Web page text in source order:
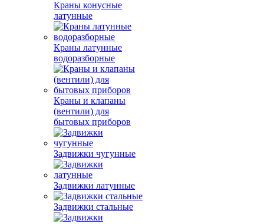
Краны конусные
латунные
Краны латунные
водоразборные
Краны и клапаны
(вентили) для
бытовых приборов
Задвижки чугунные
Задвижки латунные
Задвижки стальные